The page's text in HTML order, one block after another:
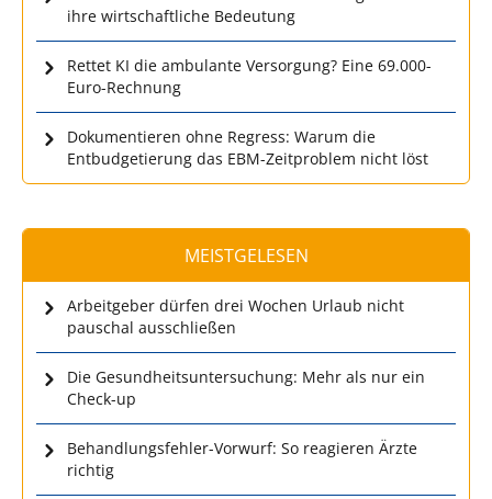
ihre wirtschaftliche Bedeutung
Rettet KI die ambulante Versorgung? Eine 69.000-
Euro-Rechnung
Dokumentieren ohne Regress: Warum die
Entbudgetierung das EBM-Zeitproblem nicht löst
MEISTGELESEN
Arbeitgeber dürfen drei Wochen Urlaub nicht
pauschal ausschließen
Die Gesundheitsuntersuchung: Mehr als nur ein
Check-up
Behandlungsfehler-Vorwurf: So reagieren Ärzte
richtig